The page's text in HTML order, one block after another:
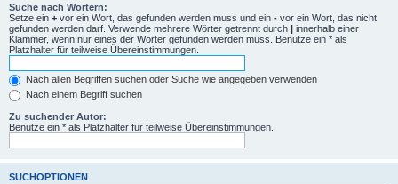
Suche nach Wörtern:
Setze ein + vor ein Wort, das gefunden werden muss und ein - vor ein Wort, das nicht
gefunden werden darf. Verwende mehrere Wörter getrennt durch
innerhalb einer
Klammer, wenn nur eines der Wörter gefunden werden muss. Benutze ein * als
Platzhalter für teilweise Übereinstimmungen.
Nach allen Begriffen suchen oder Suche wie angegeben verwenden
Nach einem Begriff suchen
Zu suchender Autor:
Benutze ein * als Platzhalter für teilweise Übereinstimmungen.
SUCHOPTIONEN